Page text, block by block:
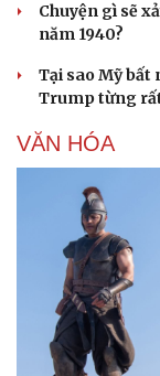
Du lịch
Tư vấn
Chuyện gì sẽ
năm 1940?
Tại sao Mỹ
Trump từng
VĂN HÓA